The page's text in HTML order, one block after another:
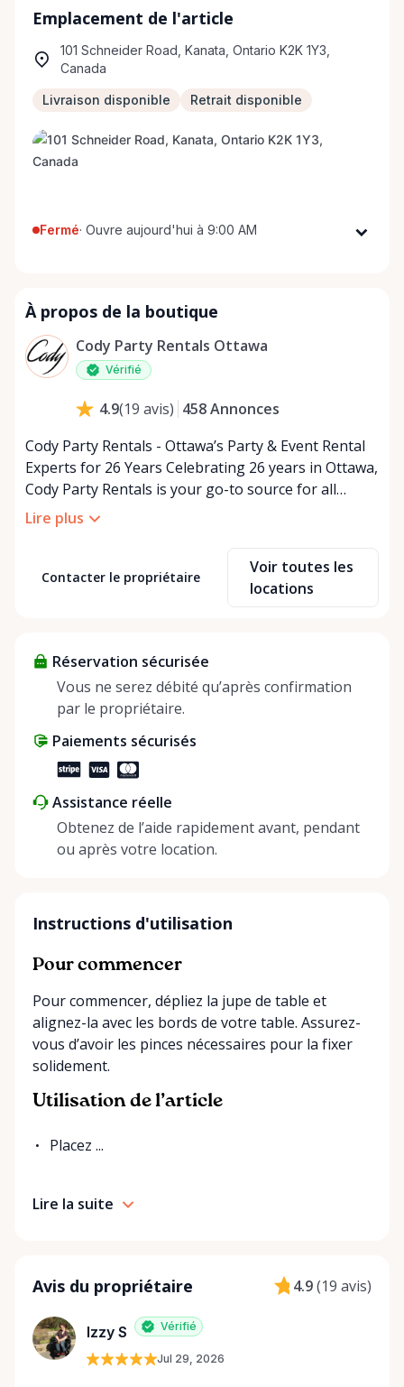
Emplacement de l'article
101 Schneider Road, Kanata, Ontario K2K 1Y3,
Canada
Livraison disponible Retrait disponible
Fermé· Ouvre aujourd'hui à 9:00 AM
Mercredi
Jeudi
9:00 AM - 5:00 PM
Vendredi
Dimanche
À propos de la boutique
Cody Party Rentals Ottawa
Vérifié
4.9(19 avis) 458Annonces
Cody Party Rentals - Ottawa’s Party & Event Rental
Experts for 26 Years Celebrating 26 years in Ottawa,
Cody Party Rentals is your go-to source for all
things party and event rentals. We’re proud to be a
partner of Rent Anything, expanding our offerings
At Cody Party Rentals, we believe in the power of
sharing—giving others the chance to rent out their
helping people enjoy more for less while making a
positive impact on the environment. By choosing to
share instead of buy, we’re all doing our part to
Lire plus
Contacter le propriétaire
Voir toutes les
locations
Réservation sécurisée
Vous ne serez débité qu’après confirmation
par le propriétaire.
Paiements sécurisés
Assistance réelle
Obtenez de l’aide rapidement avant, pendant
ou après votre location.
Instructions d'utilisation
Pour commencer
Pour commencer, dépliez la jupe de table et
alignez-la avec les bords de votre table. Assurez-
vous d’avoir les pinces nécessaires pour la fixer
solidement.
Utilisation de l’article
Placez ...
Lire la suite
Avis du propriétaire 4.9(19 avis)
Izzy S Vérifié
Jul 29, 2026